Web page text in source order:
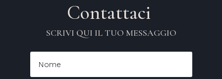
Contattaci
SCRIVI QUI IL TUO MESSAGGIO